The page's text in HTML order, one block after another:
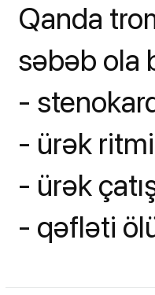
Qanda
səbəb ola
-
- ürək
- ürək
- qəfləti